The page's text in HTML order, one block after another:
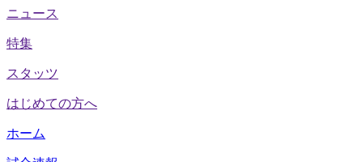
ニュース
特集
スタッツ
はじめての方へ
ホーム